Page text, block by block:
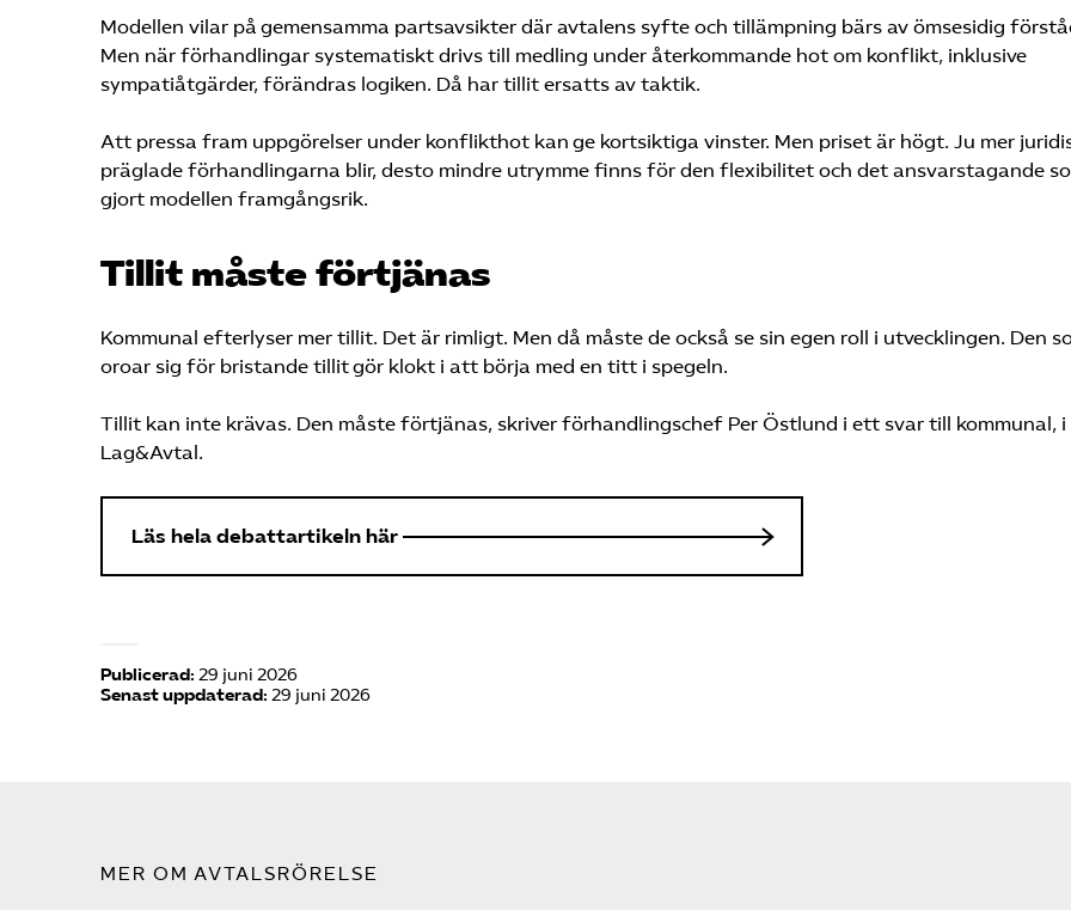
Modellen vilar på gemensamma partsavsikter där avtalens syfte och tillämpning bärs av ömsesidig
Men när förhandlingar systematiskt drivs till medling under återkommande hot om konflikt, inklusive
sympatiåtgärder, förändras logiken. Då har tillit ersatts av taktik.
Att pressa fram uppgörelser under konflikthot kan ge kortsiktiga vinster. Men priset är högt. Ju mer
präglade förhandlingarna blir, desto mindre utrymme finns för den flexibilitet och det ansvarstagande
gjort modellen framgångsrik.
Tillit måste förtjänas
Kommunal efterlyser mer tillit. Det är rimligt. Men då måste de också se sin egen roll i utvecklingen. Den
oroar sig för bristande tillit gör klokt i att börja med en titt i spegeln.
Tillit kan inte krävas. Den måste förtjänas, skriver förhandlingschef Per Östlund i ett svar till kommunal, i
Lag&Avtal.
Läs hela debattartikeln här
Publicerad: 29 juni 2026
Senast uppdaterad: 29 juni 2026
MER OM AVTALSRÖRELSE